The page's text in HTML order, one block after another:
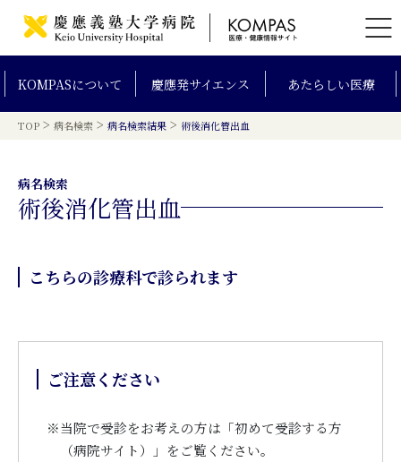
KOMPASについて 慶應発サイエンス あたらしい医療
TOP > 病名検索 > 病名検索結果 > 術後消化管出血
病名検索
術後消化管出血
こちらの診療科で診られます
ご注意ください
※当院で受診をお考えの方は「初めて受診する方
（病院サイト）」をご覧ください。